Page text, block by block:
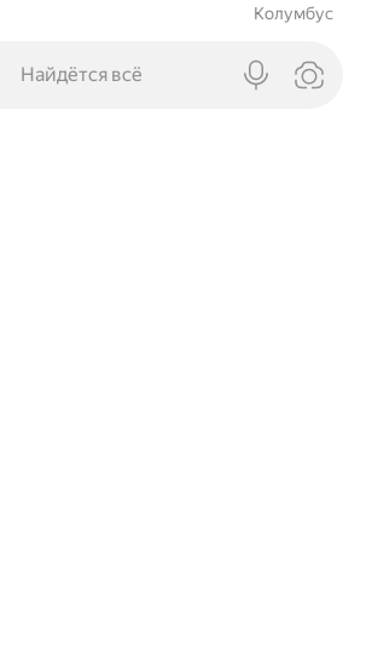
Колумбус
Найдётся всё